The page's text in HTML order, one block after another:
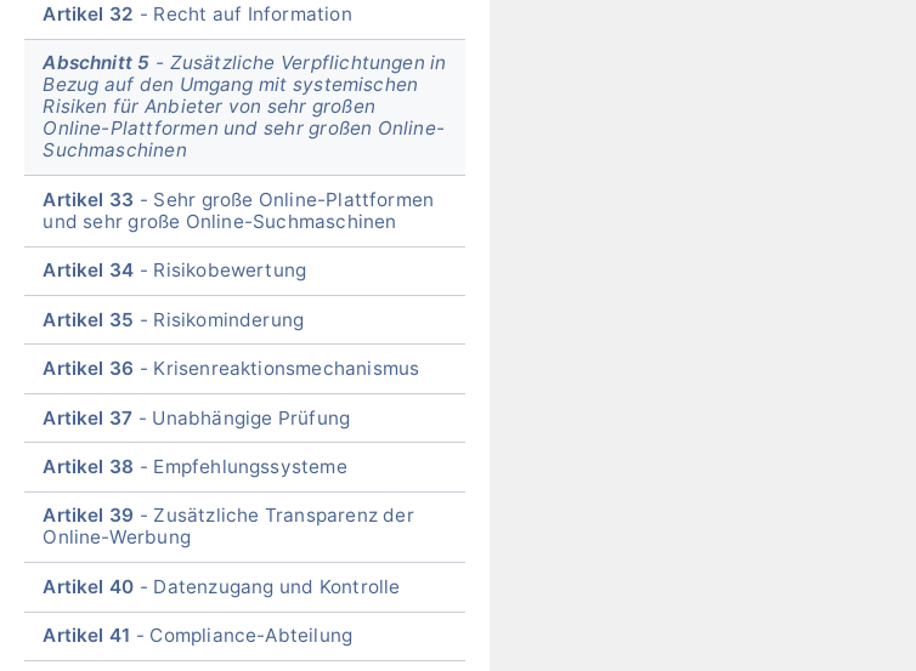
Artikel 32 Recht auf Information
Abschnitt 5
Zusätzliche Verpflichtungen in
Bezug auf den Umgang mit systemischen
Risiken für Anbieter von sehr großen
Online-Plattformen und sehr großen Online-
Suchmaschinen
Artikel 33
Sehr große Online-Plattformen
und sehr große Online-Suchmaschinen
Artikel 34 Risikobewertung
Artikel 35 Risikominderung
Artikel 36 Krisenreaktionsmechanismus
Artikel 37 Unabhängige Prüfung
Artikel 38 Empfehlungssysteme
Artikel 39
Zusätzliche Transparenz der
Online-Werbung
Artikel 40 Datenzugang und Kontrolle
Artikel 41 Compliance-Abteilung